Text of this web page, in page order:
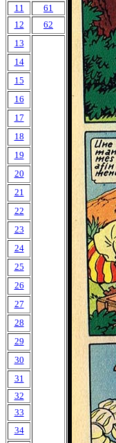
11
61
12
62
13
14
15
16
17
18
19
20
21
22
23
24
25
26
27
28
29
30
31
32
33
34